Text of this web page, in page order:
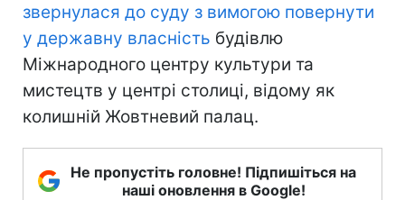
звернулася до суду з вимогою повернути
у державну власність будівлю
Міжнародного центру культури та
мистецтв у центрі столиці, відому як
колишній Жовтневий палац.
Не пропустіть головне! Підпишіться на
наші оновлення в Google!